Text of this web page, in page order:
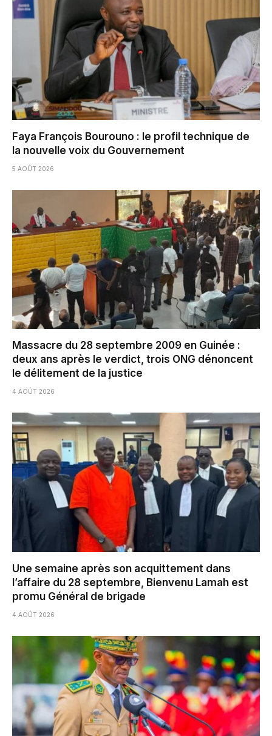
Faya François Bourouno : le profil technique de
la nouvelle voix du Gouvernement
5 AOÛT 2026
Massacre du 28 septembre 2009 en Guinée :
deux ans après le verdict, trois ONG dénoncent
le délitement de la justice
4 AOÛT 2026
Une semaine après son acquittement dans
l’affaire du 28 septembre, Bienvenu Lamah est
promu Général de brigade
4 AOÛT 2026